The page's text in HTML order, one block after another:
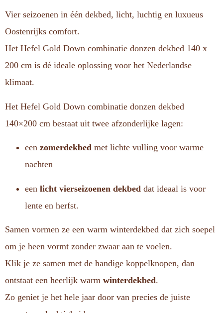
Vier seizoenen in één dekbed, licht, luchtig en luxueus
Oostenrijks comfort.
Het Hefel Gold Down combinatie donzen dekbed 140 x
200 cm is dé ideale oplossing voor het Nederlandse
klimaat.
Het Hefel Gold Down combinatie donzen dekbed
140×200 cm bestaat uit twee afzonderlijke lagen:
een zomerdekbed met lichte vulling voor warme
nachten
een licht vierseizoenen dekbed dat ideaal is voor
lente en herfst.
Samen vormen ze een warm winterdekbed dat zich soepel
om je heen vormt zonder zwaar aan te voelen.
Klik je ze samen met de handige koppelknopen, dan
ontstaat een heerlijk warm winterdekbed.
Zo geniet je het hele jaar door van precies de juiste